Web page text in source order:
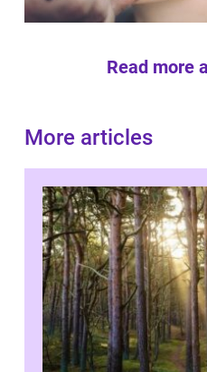
Read more
More articles